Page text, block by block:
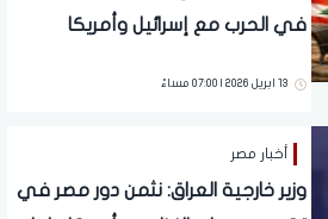
في الحرب مع إسرائيل وأمريكا
13 ابريل 2026 | 07:00 مساءً
أخبار مصر
وزير خارجية العراق: نثمن دور مصر في